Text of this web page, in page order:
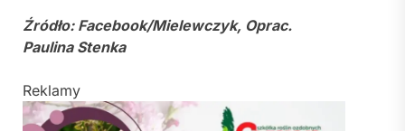
Źródło: Facebook/Mielewczyk, Oprac.
Paulina Stenka
Reklamy